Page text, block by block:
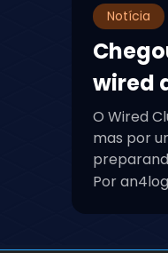
Notícia
wired
O Wired
mas por
Por an4log